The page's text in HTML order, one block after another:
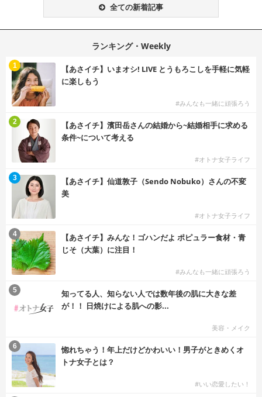
全ての新着記事
ランキング・Weekly
【あさイチ】いまオシ! LIVE とうもろこしを手軽に気軽
に楽しもう
#みんなも一緒に頑張ろう
1
【あさイチ】濱田岳さんの結婚から~結婚相手に求める
条件~について考える
#オトナ女子ライフ
2
【あさイチ】仙道敦子（Sendo Nobuko）さんの不変
美
#オトナ女子ライフ
3
【あさイチ】みんな！ゴハンだよ ポピュラー食材・青
じそ（大葉）に注目！
#みんなも一緒に頑張ろう
4
知ってる人、知らない人では数年後の肌に大きな差
が！！ 日焼けによる肌への影...
美容・メイク
5
惚れちゃう！年上だけどかわいい！男子がときめくオ
トナ女子とは？
#いい恋愛したい！
6